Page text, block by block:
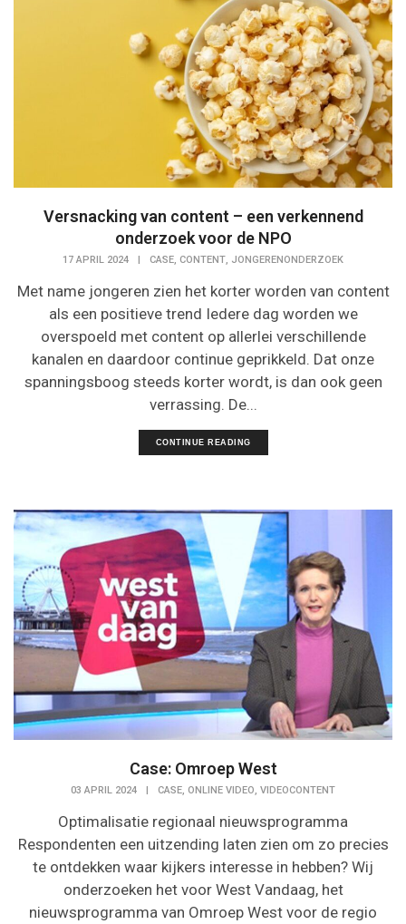
Versnacking van content – een verkennend
onderzoek voor de NPO
17 APRIL 2024 | CASE, CONTENT, JONGERENONDERZOEK
Met name jongeren zien het korter worden van content
als een positieve trend Iedere dag worden we
overspoeld met content op allerlei verschillende
kanalen en daardoor continue geprikkeld. Dat onze
spanningsboog steeds korter wordt, is dan ook geen
verrassing. De...
CONTINUE READING
Case: Omroep West
03 APRIL 2024 | CASE, ONLINE VIDEO, VIDEOCONTENT
Optimalisatie regionaal nieuwsprogramma
Respondenten een uitzending laten zien om zo precies
te ontdekken waar kijkers interesse in hebben? Wij
onderzoeken het voor West Vandaag, het
nieuwsprogramma van Omroep West voor de regio